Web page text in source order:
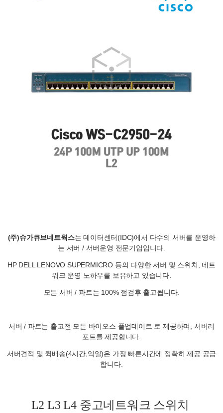
(주)슈가큐브네트웍스는 데이터센터(IDC)에서 다수의 서버를 운영하
는 서버 / 서버운영 전문기업입니다.
HP DELL LENOVO SUPERMICRO 등의 다양한 서버 및 스위치, 네트
워크 운영 노하우를 보유하고 있습니다.
모든 서버 / 파트는 100% 점검후 출고됩니다.
서버 / 파트는 출고전 모든 바이오스 풀업데이트 로 제공하며, 서버리
포트를 제공합니다.
서버견적 및 퀵배송(4시간,익일)은 가장 빠른시간에 정확히 제공 공급
합니다.
L2 L3 L4 중고네트워크 스위치